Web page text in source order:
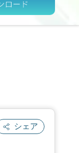
シェア